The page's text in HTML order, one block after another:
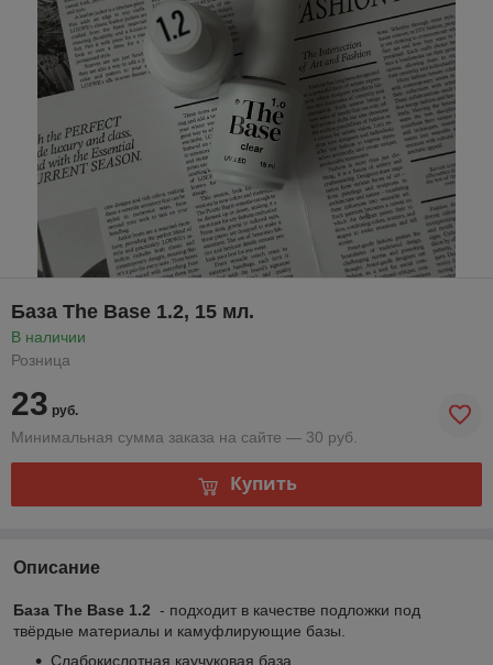
База The Base 1.2, 15 мл.
В наличии
Розница
23 руб.
Минимальная сумма заказа на сайте — 30 руб.
Купить
Описание
База The Base 1.2 - подходит в качестве подложки под
твёрдые материалы и камуфлирующие базы.
Слабокислотная каучуковая база.